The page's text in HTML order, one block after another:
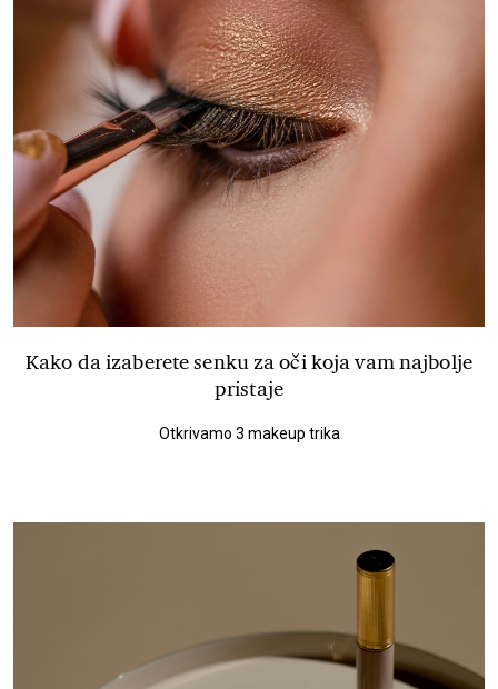
Kako da izaberete senku za oči koja vam najbolje
pristaje
Otkrivamo 3 makeup trika